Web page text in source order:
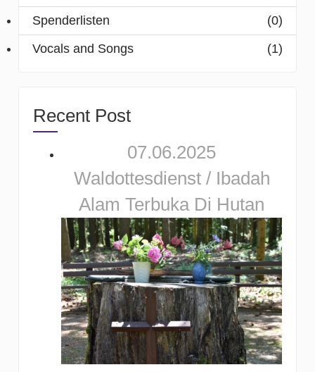
Spenderlisten
(0)
Vocals and Songs
(1)
Recent Post
07.06.2025
Waldottesdienst / Ibadah
Alam Terbuka Di Hutan